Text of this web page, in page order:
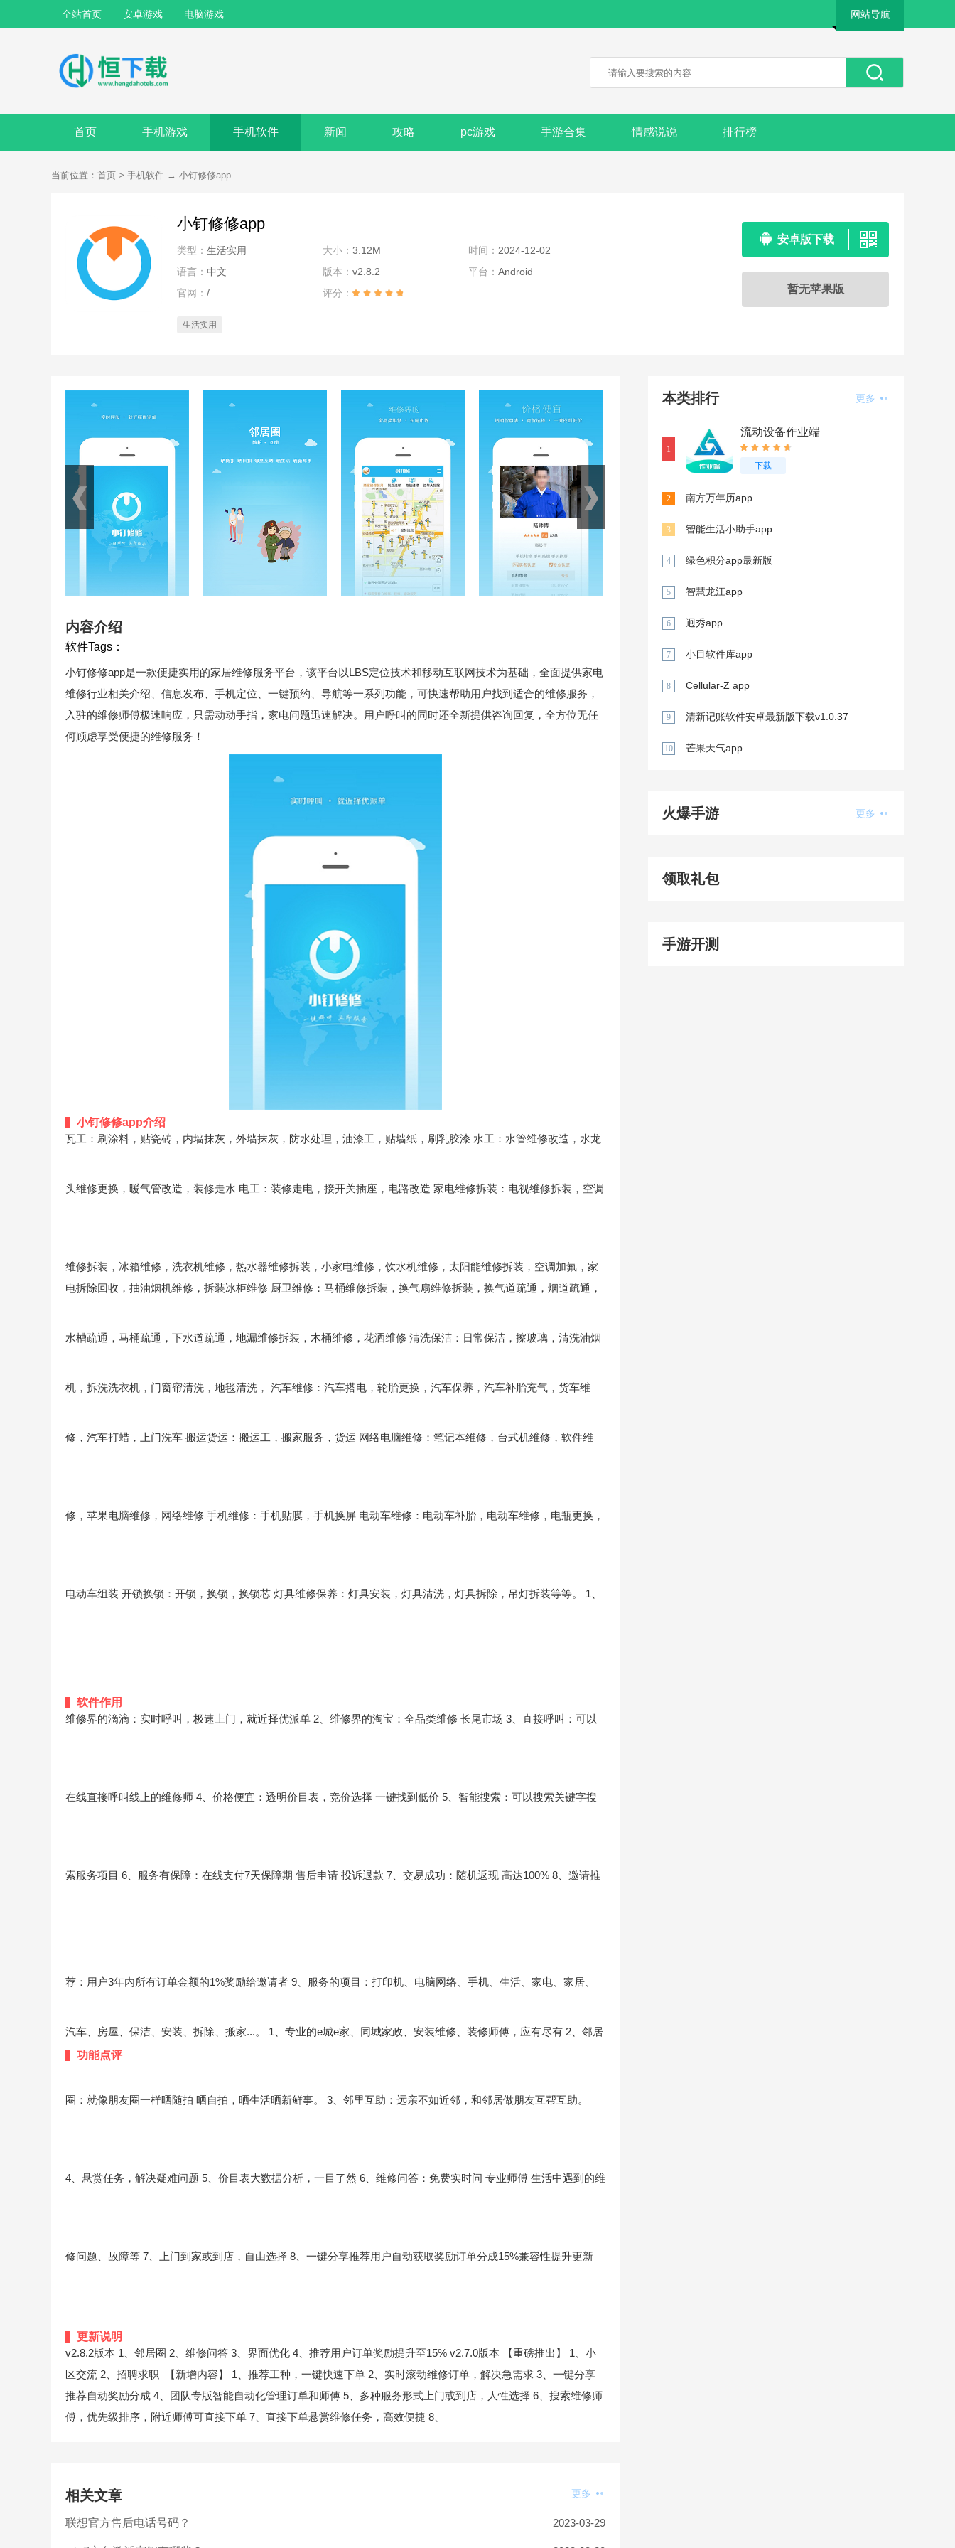
全站首页 安卓游戏 电脑游戏 网站导航
首页 手机游戏 手机软件 新闻 攻略 pc游戏 手游合集 情感说说 排行榜
当前位置： 首页 > 手机软件 → 小钉修修app
小钉修修app
类型： 生活实用 大小： 3.12M 时间： 2024-12-02
语言： 中文 版本： v2.8.2 平台： Android
官网： / 评分：
生活实用
安卓版下载
暂无苹果版
内容介绍
软件Tags：
小钉修修app是一款便捷实用的家居维修服务平台，该平台以LBS定位技术和移动互联网技术为基础，全面提供家电
维修行业相关介绍、信息发布、手机定位、一键预约、导航等一系列功能，可快速帮助用户找到适合的维修服务，
入驻的维修师傅极速响应，只需动动手指，家电问题迅速解决。用户呼叫的同时还全新提供咨询回复，全方位无任
何顾虑享受便捷的维修服务！
小钉修修app介绍
瓦工：刷涂料，贴瓷砖，内墙抹灰，外墙抹灰，防水处理，油漆工，贴墙纸，刷乳胶漆 水工：水管维修改造，水龙
头维修更换，暖气管改造，装修走水 电工：装修走电，接开关插座，电路改造 家电维修拆装：电视维修拆装，空调
维修拆装，冰箱维修，洗衣机维修，热水器维修拆装，小家电维修，饮水机维修，太阳能维修拆装，空调加氟，家
电拆除回收，抽油烟机维修，拆装冰柜维修 厨卫维修：马桶维修拆装，换气扇维修拆装，换气道疏通，烟道疏通，
水槽疏通，马桶疏通，下水道疏通，地漏维修拆装，木桶维修，花洒维修 清洗保洁：日常保洁，擦玻璃，清洗油烟
机，拆洗洗衣机，门窗帘清洗，地毯清洗， 汽车维修：汽车搭电，轮胎更换，汽车保养，汽车补胎充气，货车维
修，汽车打蜡，上门洗车 搬运货运：搬运工，搬家服务，货运 网络电脑维修：笔记本维修，台式机维修，软件维
修，苹果电脑维修，网络维修 手机维修：手机贴膜，手机换屏 电动车维修：电动车补胎，电动车维修，电瓶更换，
电动车组装 开锁换锁：开锁，换锁，换锁芯 灯具维修保养：灯具安装，灯具清洗，灯具拆除，吊灯拆装等等。
软件作用
1、
维修界的滴滴：实时呼叫，极速上门，就近择优派单 2、维修界的淘宝：全品类维修 长尾市场 3、直接呼叫：可以
在线直接呼叫线上的维修师 4、价格便宜：透明价目表，竞价选择 一键找到低价 5、智能搜索：可以搜索关键字搜
索服务项目 6、服务有保障：在线支付7天保障期 售后申请 投诉退款 7、交易成功：随机返现 高达100% 8、邀请推
荐：用户3年内所有订单金额的1%奖励给邀请者 9、服务的项目：打印机、电脑网络、手机、生活、家电、家居、
汽车、房屋、保洁、安装、拆除、搬家...。
功能点评
1、专业的e城e家、同城家政、安装维修、装修师傅，应有尽有 2、邻居
圈：就像朋友圈一样晒随拍 晒自拍，晒生活晒新鲜事。 3、邻里互助：远亲不如近邻，和邻居做朋友互帮互助。
4、悬赏任务，解决疑难问题 5、价目表大数据分析，一目了然 6、维修问答：免费实时问 专业师傅 生活中遇到的维
修问题、故障等 7、上门到家或到店，自由选择 8、一键分享推荐用户自动获取奖励订单分成15%
更新说明
兼容性提升更新
v2.8.2版本 1、邻居圈 2、维修问答 3、界面优化 4、推荐用户订单奖励提升至15% v2.7.0版本 【重磅推出】 1、小
区交流 2、招聘求职 【新增内容】 1、推荐工种，一键快速下单 2、实时滚动维修订单，解决急需求 3、一键分享
推荐自动奖励分成 4、团队专版智能自动化管理订单和师傅 5、多种服务形式上门或到店，人性选择 6、搜索维修师
傅，优先级排序，附近师傅可直接下单 7、直接下单悬赏维修任务，高效便捷 8、
相关文章 更多
联想官方售后电话号码？ 2023-03-29
本类排行 更多
1
流动设备作业端
下载
2 南方万年历app
3 智能生活小助手app
4 绿色积分app最新版
5 智慧龙江app
6 迥秀app
7 小目软件库app
8 Cellular-Z app
9 清新记账软件安卓最新版下载v1.0.37
10 芒果天气app
火爆手游 更多
领取礼包
手游开测